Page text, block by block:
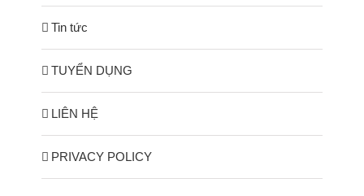
Tin tức
TUYỂN DỤNG
LIÊN HỆ
PRIVACY POLICY